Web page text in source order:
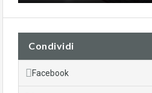
Condividi
Facebook